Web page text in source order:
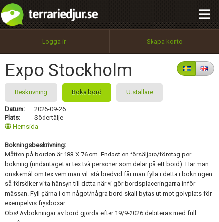
Logga in Skapa konto
Expo Stockholm
Beskrivning Boka bord Utställare
Datum:
2026-09-26
Plats:
Södertälje
Hemsida
Bokningsbeskrivning:
Måtten på borden är 183 X 76 cm. Endast en försäljare/företag per
bokning (undantaget är tex två personer som delar på ett bord). Har man
önskemål om tex vem man vill stå bredvid får man fylla i detta i bokningen
så försöker vi ta hänsyn till detta när vi gör bordsplaceringarna inför
mässan. Fyll gärna i om något/några bord skall bytas ut mot golvplats för
exempelvis frysboxar.
Obs! Avbokningar av bord gjorda efter 19/9-2026 debiteras med full
OK, stäng
Utför
100%
OK
integritetspolicy
Namn:
Epost:
Användarnamn:
Lösenord:
Privacy Policy
Terms of Service
Begär nytt lösenord
Tillbaka till förstasidan